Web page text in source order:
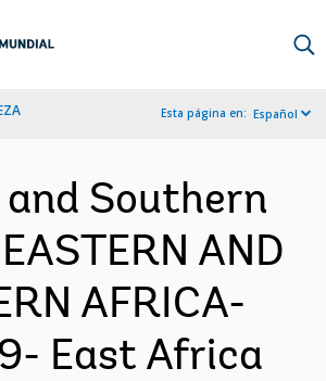
Esta página en: Español
Southern
AND
AFRICA-
East Africa